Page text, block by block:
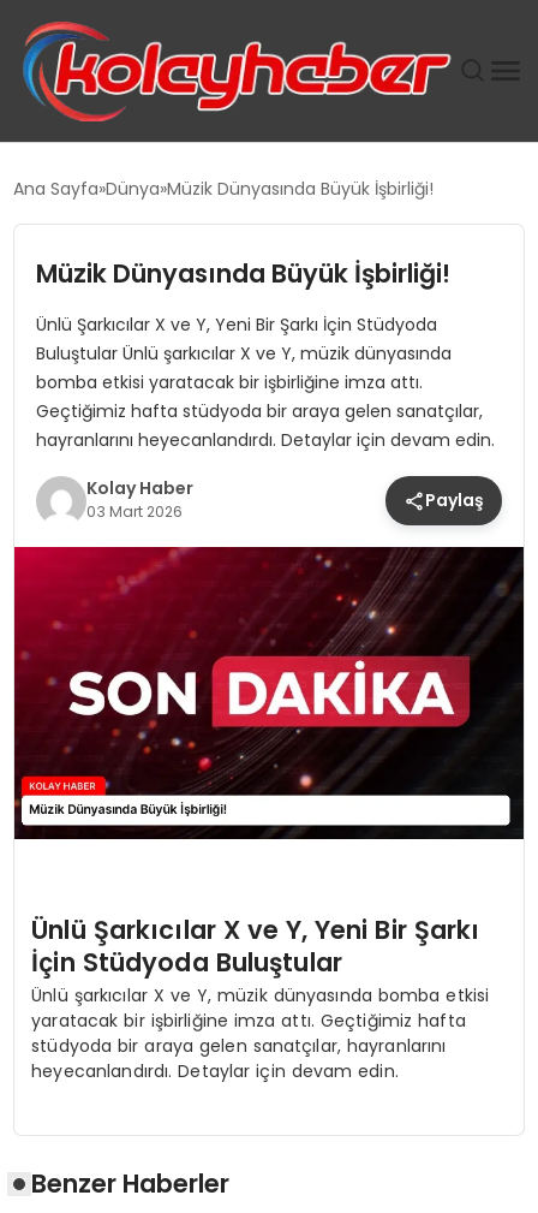
GÜCÜNÜBÜYÜTÜYOR
TANYER YAPI ZEMIN MÜHENDISLIĞINDE HEDEF
BÜYÜTTÜ
TOROSLAR’DA PAZAR GERGİNLİĞİ!
Ana Sayfa Dünya Müzik Dünyasında Büyük İşbirliği!
Müzik Dünyasında Büyük İşbirliği!
Ünlü Şarkıcılar X ve Y, Yeni Bir Şarkı İçin Stüdyoda
Buluştular Ünlü şarkıcılar X ve Y, müzik dünyasında
bomba etkisi yaratacak bir işbirliğine imza attı.
Geçtiğimiz hafta stüdyoda bir araya gelen sanatçılar,
hayranlarını heyecanlandırdı. Detaylar için devam edin.
Kolay Haber
03 Mart 2026 Paylaş
Ünlü Şarkıcılar X ve Y, Yeni Bir Şarkı
İçin Stüdyoda Buluştular
Ünlü şarkıcılar X ve Y, müzik dünyasında bomba etkisi
yaratacak bir işbirliğine imza attı. Geçtiğimiz hafta
stüdyoda bir araya gelen sanatçılar, hayranlarını
heyecanlandırdı. Detaylar için devam edin.
Benzer Haberler